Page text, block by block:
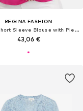
REGINA FASHION
Bluza 'Short Sleeve Blouse with Pleated Neckline'
43,06 €